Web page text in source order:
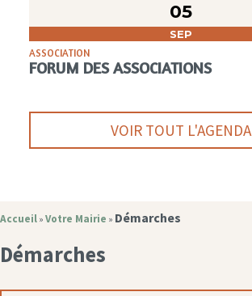
05
SEP
ASSOCIATION
FORUM DES ASSOCIATIONS
VOIR TOUT L'AGENDA
Accueil » Votre Mairie » Démarches
Démarches